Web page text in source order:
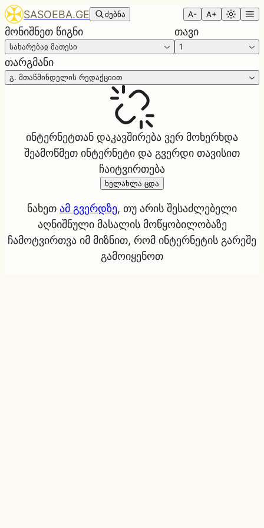
SASOEBA.GE ძებნა A- A+
მონიშნეთ წიგნი
სახარებაჲ მათესი
თავი
1
თარგმანი
გ. მთაწმინდელის რედაქციით
ინტერნეტთან დაკავშირება ვერ მოხერხდა
შეამოწმეთ ინტერნეტი და გვერდი თავისით
ჩაიტვირთება
ხელახლა ცდა
ნახეთ ამ გვერდზე, თუ არის შესაძლებელი
აღნიშნული მასალის მოწყობილობაზე
ჩამოტვირთვა იმ მიზნით, რომ ინტერნეტის გარეშე
გამოიყენოთ